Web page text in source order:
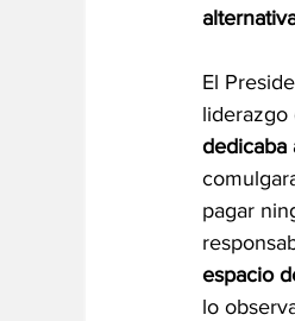
El
liderazgo
dedicaba
pagar
espacio
lo